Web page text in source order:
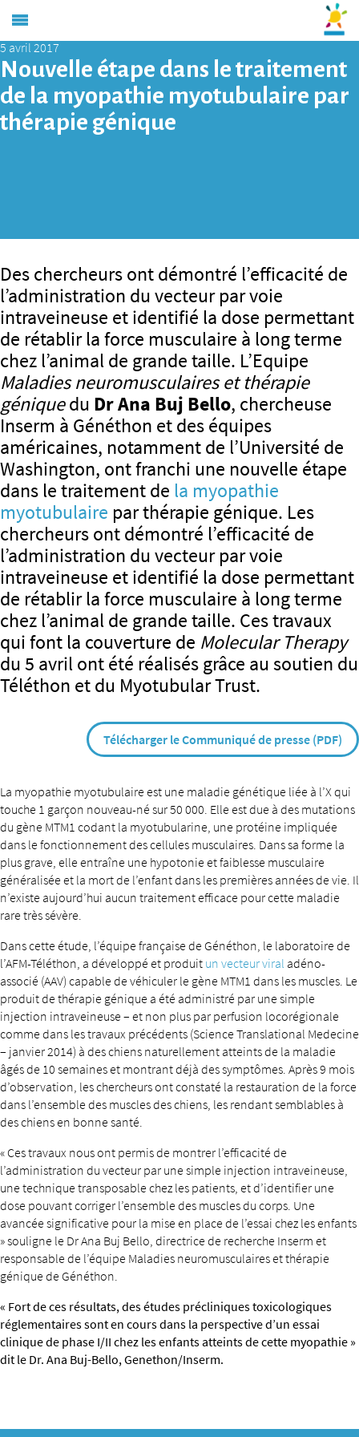
5 avril 2017
Nouvelle étape dans le traitement
de la myopathie myotubulaire par
thérapie génique
Des chercheurs ont démontré l’efficacité de
l’administration du vecteur par voie
intraveineuse et identifié la dose permettant
de rétablir la force musculaire à long terme
chez l’animal de grande taille. L’Equipe
Maladies neuromusculaires et thérapie
géniquedu Dr Ana Buj Bello, chercheuse
Inserm à Généthon et des équipes
américaines, notamment de l’Université de
Washington, ont franchi une nouvelle étape
dans le traitement de la myopathie
myotubulaire par thérapie génique. Les
chercheurs ont démontré l’efficacité de
l’administration du vecteur par voie
intraveineuse et identifié la dose permettant
de rétablir la force musculaire à long terme
chez l’animal de grande taille. Ces travaux
qui font la couverture de Molecular Therapy
du 5 avril ont été réalisés grâce au soutien du
Téléthon et du Myotubular Trust.
Télécharger le Communiqué de presse (PDF)
La myopathie myotubulaire est une maladie génétique liée à l’X qui
touche 1 garçon nouveau-né sur 50 000. Elle est due à des mutations
du gène MTM1 codant la myotubularine, une protéine impliquée
dans le fonctionnement des cellules musculaires. Dans sa forme la
plus grave, elle entraîne une hypotonie et faiblesse musculaire
généralisée et la mort de l’enfant dans les premières années de vie. Il
n’existe aujourd’hui aucun traitement efficace pour cette maladie
rare très sévère.
Dans cette étude, l’équipe française de Généthon, le laboratoire de
l’AFM-Téléthon, a développé et produit un vecteur viral adéno-
associé (AAV) capable de véhiculer le gène MTM1 dans les muscles. Le
produit de thérapie génique a été administré par une simple
injection intraveineuse – et non plus par perfusion locorégionale
comme dans les travaux précédents (Science Translational Medecine
– janvier 2014) à des chiens naturellement atteints de la maladie
âgés de 10 semaines et montrant déjà des symptômes. Après 9 mois
d’observation, les chercheurs ont constaté la restauration de la force
dans l’ensemble des muscles des chiens, les rendant semblables à
des chiens en bonne santé.
« Ces travaux nous ont permis de montrer l’efficacité de
l’administration du vecteur par une simple injection intraveineuse,
une technique transposable chez les patients, et d’identifier une
dose pouvant corriger l’ensemble des muscles du corps. Une
avancée significative pour la mise en place de l’essai chez les enfants
» souligne le Dr Ana Buj Bello, directrice de recherche Inserm et
responsable de l’équipe Maladies neuromusculaires et thérapie
génique de Généthon.
« Fort de ces résultats, des études précliniques toxicologiques
réglementaires sont en cours dans la perspective d’un essai
clinique de phase I/II chez les enfants atteints de cette myopathie »
dit le Dr. Ana Buj-Bello, Genethon/Inserm.